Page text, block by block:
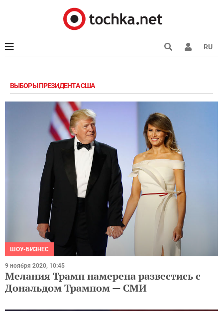
RU
ВЫБОРЫ ПРЕЗИДЕНТА США
ШОУ-БИЗНЕС
9 ноября 2020, 10:45
Мелания Трамп намерена развестись с
Дональдом Трампом — СМИ